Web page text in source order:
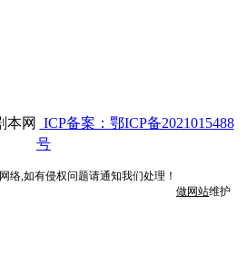
本网
ICP备案：鄂ICP备2021015488
号
络,如有侵权问题请通知我们处理！
做网站维护